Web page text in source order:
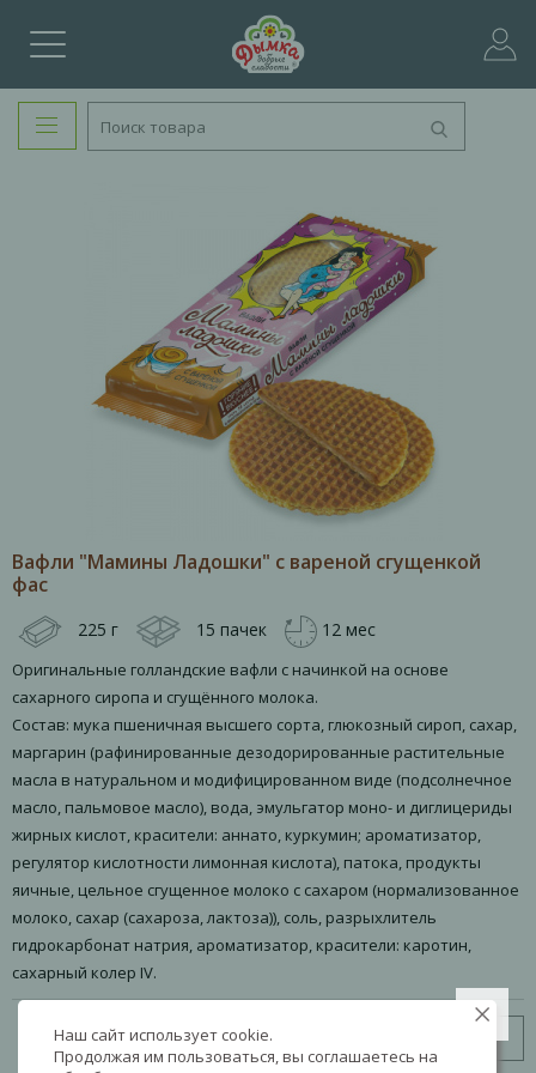
Вафли "Мамины Ладошки" с вареной сгущенкой
фас
225 г 15 пачек 12 мес
Оригинальные голландские вафли с начинкой на основе
сахарного сиропа и сгущённого молока.
Состав: мука пшеничная высшего сорта, глюкозный сироп, сахар,
маргарин (рафинированные дезодорированные растительные
масла в натуральном и модифицированном виде (подсолнечное
масло, пальмовое масло), вода, эмульгатор моно- и диглицериды
жирных кислот, красители: аннато, куркумин; ароматизатор,
регулятор кислотности лимонная кислота), патока, продукты
яичные, цельное сгущенное молоко с сахаром (нормализованное
молоко, сахар (сахароза, лактоза)), соль, разрыхлитель
гидрокарбонат натрия, ароматизатор, красители: каротин,
сахарный колер IV.
Узнать цену
Наш сайт использует cookie.
Продолжая им пользоваться, вы соглашаетесь на